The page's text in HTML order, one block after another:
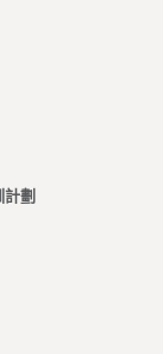
劃